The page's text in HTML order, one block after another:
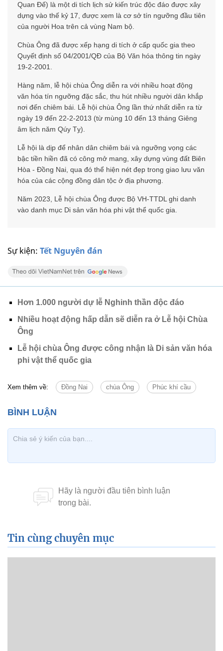
Sự kiện: Tết Nguyên đán
Quan Đế) là một di tích lịch sử kiến trúc độc đáo được xây
dựng vào thế kỷ 17, được xem là cơ sở tín ngưỡng đầu tiên
của người Hoa trên cả vùng Nam bộ.
Chùa Ông đã được xếp hạng di tích ở cấp quốc gia theo
Quyết định số 04/2001/QĐ của Bộ Văn hóa thông tin ngày
19-2-2001.
Hàng năm, lễ hội chùa Ông diễn ra với nhiều hoạt động
văn hóa tín ngưỡng đặc sắc, thu hút nhiều người dân khắp
nơi đến chiêm bái. Lễ hội chùa Ông lần thứ nhất diễn ra từ
ngày 19 đến 22-2-2013 (từ mùng 10 đến 13 tháng Giêng
âm lịch năm Qúy Tỵ).
Lễ hội là dịp để nhân dân chiêm bái và ngưỡng vọng các
bậc tiền hiền đã có công mở mang, xây dựng vùng đất Biên
Hòa - Đồng Nai, qua đó thể hiện nét đẹp trong giao lưu văn
hóa của các cộng đồng dân tộc ở địa phương.
Năm 2023, Lễ hội chùa Ông được Bộ VH-TTDL ghi danh
vào danh mục Di sản văn hóa phi vật thể quốc gia.
Hơn 1.000 người dự lễ Nghinh thần độc đáo
Nhiều hoạt động hấp dẫn sẽ diễn ra ở Lễ hội Chùa
Ông
Lễ hội chùa Ông được công nhận là Di sản văn hóa
phi vật thể quốc gia
Xem thêm về: Đồng Nai chùa Ông Phúc khí cầu
Tin cùng chuyên mục